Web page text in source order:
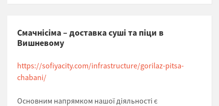
Cмачнісіма – доставка суші та піци в
Вишневому
https://sofiyacity.com/infrastructure/gorilaz-pitsa-
chabani/
Основним напрямком нашої діяльності є